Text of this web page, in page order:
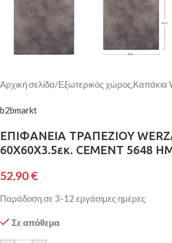
Αρχική σελίδα/Εξωτερικός χώρος,Καπάκια
b2bmarkt
ΕΠΙΦΑΝΕΙΑ ΤΡΑΠΕΖΙΟΥ
60Χ60Χ3.5εκ. CEMENT 5648
52,90€
Παράδοση σε 3-12 εργάσιμες ημέρες
Σε απόθεμα